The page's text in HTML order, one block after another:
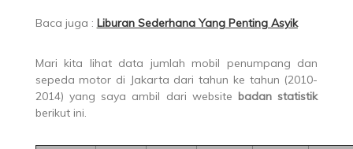
Baca juga : Liburan Sederhana Yang Penting Asyik
Mari kita lihat data jumlah mobil penumpang dan
sepeda motor di Jakarta dari tahun ke tahun (2010-
2014) yang saya ambil dari website badan statistik
berikut ini.